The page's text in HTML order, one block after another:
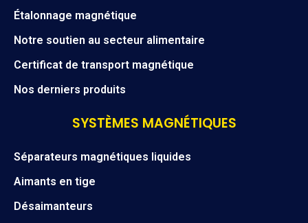
Étalonnage magnétique
Notre soutien au secteur alimentaire
Certificat de transport magnétique
Nos derniers produits
SYSTÈMES MAGNÉTIQUES
Séparateurs magnétiques liquides
Aimants en tige
Désaimanteurs